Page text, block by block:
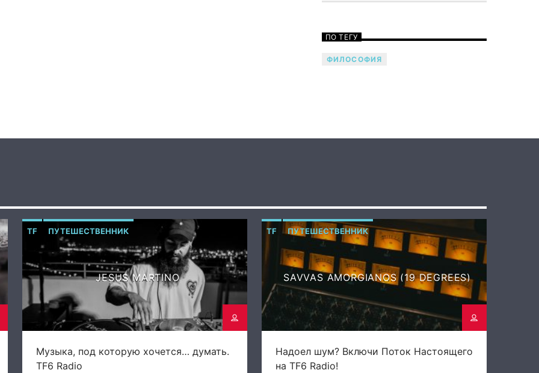
ПО ТЕГУ
ФИЛОСОФИЯ
TF ПУТЕШЕСТВЕННИК
JESUS MARTINO
Музыка, под которую хочется… думать.
TF6 Radio
TF ПУТЕШЕСТВЕННИК
SAVVAS AMORGIANOS (19 DEGREES)
Надоел шум? Включи Поток Настоящего
на TF6 Radio!